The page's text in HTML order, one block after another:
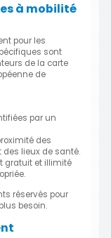
à mobilité
pour les
sont
de la carte
de
par un
des
lieux de santé.
gratuit et illimité
réservés pour
besoin.